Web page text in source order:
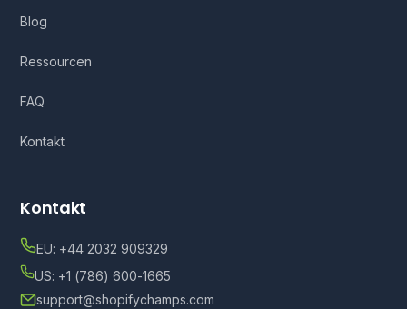
Blog
Ressourcen
FAQ
Kontakt
Kontakt
EU: +44 2032 909329
US: +1 (786) 600-1665
support@shopifychamps.com